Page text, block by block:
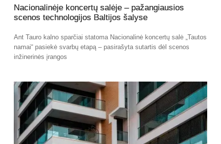
Nacionalinėje koncertų salėje – pažangiausios
scenos technologijos Baltijos šalyse
Ant Tauro kalno sparčiai statoma Nacionalinė koncertų salė „Tautos
namai“ pasiekė svarbų etapą – pasirašyta sutartis dėl scenos
inžinerinės įrangos